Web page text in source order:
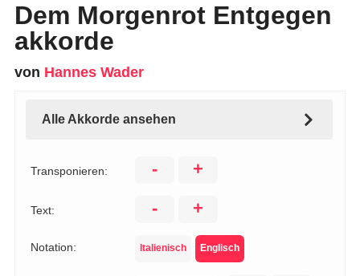
Dem Morgenrot Entgegen
akkorde
von Hannes Wader
Alle Akkorde ansehen
Transponieren: - +
Text: - +
Notation: Italienisch Englisch